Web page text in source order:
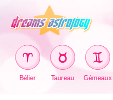
Bélier Taureau Gémeaux